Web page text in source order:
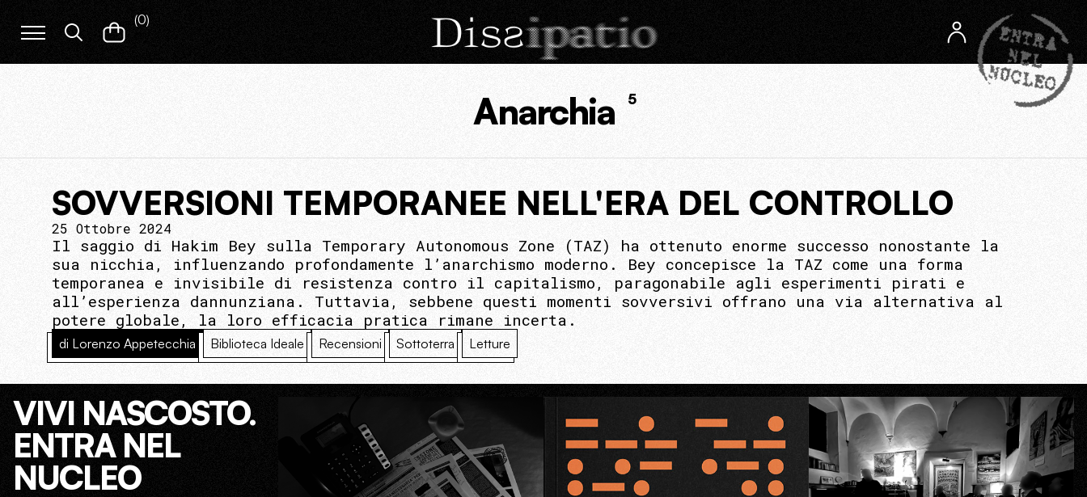
(0)
Anarchia 5
SOVVERSIONI TEMPORANEE NELL'ERA DEL CONTROLLO
25 Ottobre 2024
Il saggio di Hakim Bey sulla Temporary Autonomous Zone (TAZ) ha ottenuto enorme successo nonostante la
sua nicchia, influenzando profondamente l’anarchismo moderno. Bey concepisce la TAZ come una forma
temporanea e invisibile di resistenza contro il capitalismo, paragonabile agli esperimenti pirati e
all’esperienza dannunziana. Tuttavia, sebbene questi momenti sovversivi offrano una via alternativa al
potere globale, la loro efficacia pratica rimane incerta.
di Lorenzo Appetecchia Biblioteca Ideale Recensioni Sottoterra Letture
VIVI NASCOSTO.
ENTRA NEL
NUCLEO